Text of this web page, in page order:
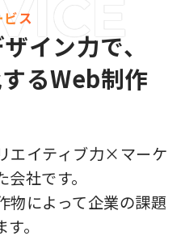
ス
イン力で、
るWeb制作
エイティブ力×マーケ
社です。
物によって企業の課題
。